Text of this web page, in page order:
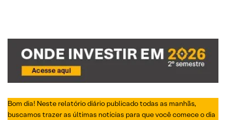
Bom dia! Neste relatório diário publicado todas as manhãs,
buscamos trazer as últimas notícias para que você comece o dia